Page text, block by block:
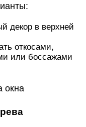
декор в верхней
откосами,
или боссажами
окна